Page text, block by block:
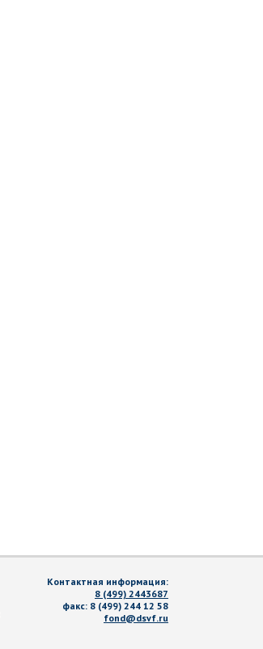
Контактная информация:
8 (499) 2443687
факс: 8 (499) 244 12 58
fond@dsvf.ru